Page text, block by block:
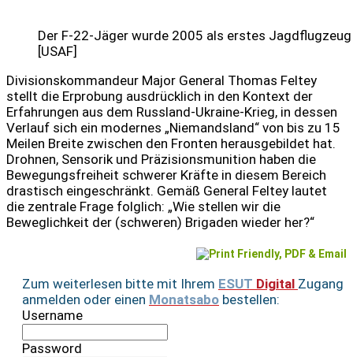
Der F-22-Jäger wurde 2005 als erstes
[USAF]
Divisionskommandeur Major General Thomas Feltey
stellt die Erprobung ausdrücklich in den Kontext der
Erfahrungen aus dem Russland-Ukraine-Krieg, in dessen
Verlauf sich ein modernes „Niemandsland“ von bis zu 15
Meilen Breite zwischen den Fronten herausgebildet hat.
Drohnen, Sensorik und Präzisionsmunition haben die
Bewegungsfreiheit schwerer Kräfte in diesem Bereich
drastisch eingeschränkt. Gemäß General Feltey lautet
die zentrale Frage folglich: „Wie stellen wir die
Beweglichkeit der (schweren) Brigaden wieder her?“
Zum weiterlesen bitte mit Ihrem ESUT Digital Zugang
anmelden oder einen Monatsabo bestellen:
Username
Password